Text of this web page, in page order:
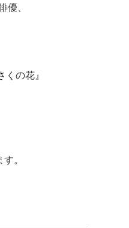
優、
の花』
。